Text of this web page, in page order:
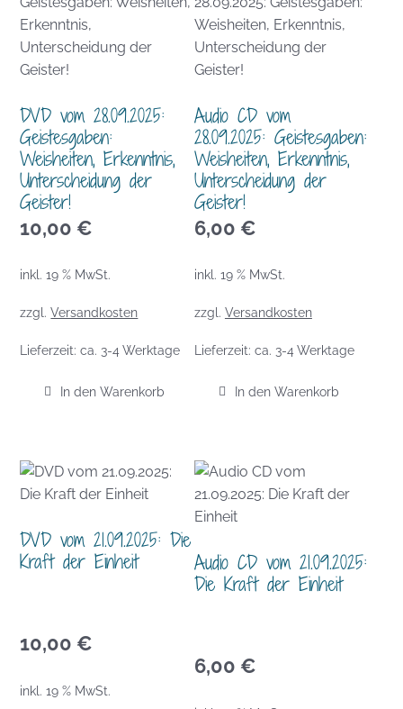
DVD vom 28.09.2025:
Geistesgaben:
Weisheiten, Erkenntnis,
Unterscheidung der
Geister!
10,00 €
inkl. 19 % MwSt.
zzgl.Versandkosten
Lieferzeit:ca. 3-4 Werktage
In den Warenkorb
Audio CD vom
28.09.2025: Geistesgaben:
Weisheiten, Erkenntnis,
Unterscheidung der
Geister!
6,00 €
inkl. 19 % MwSt.
zzgl. Versandkosten
Lieferzeit: ca. 3-4 Werktage
In den Warenkorb
DVD vom 21.09.2025: Die
Kraft der Einheit
10,00 €
inkl. 19 % MwSt.
Audio CD vom 21.09.2025:
Die Kraft der Einheit
6,00 €